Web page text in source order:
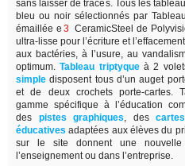
sans laisser de traces. Tous les
bleu ou noir sélectionnés par
émaillée e 3 CeramicSteel de
ultra-lisse pour l’écriture et
aux bactéries, à l’usure, au
optimum. Tableau triptyque à 2
simple disposent tous d’un auget
et de deux crochets porte-cartes.
gamme spécifique à l’éducation
des
pistes graphiques, des cartes
éducatives adaptées aux élèves du
sur le site donnent une nouvelle
l’enseignement ou dans l’entreprise.